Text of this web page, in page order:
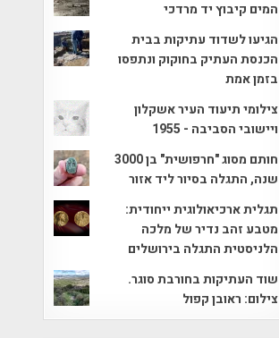
המים קיבוץ יד מרדכי
הגיעו לשדוד עתיקות בבית
הכנסת העתיק בחוקוק ונתפסו
בזמן אמת
צילומי תיעוד העיר אשקלון
ויישובי הסביבה - 1955
חותם מסוג "חרפושית" בן 3000
שנה, התגלה בסיור ליד אזור
תגלית ארכיאולוגית ייחודית:
מטבע זהב נדיר של מלכה
הלניסטית התגלה בירושלים
שוד העתיקות בחורבת סוגר.
צילום: ראובן קפול